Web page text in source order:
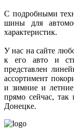
С подробными
шины для
характеристик.
У нас на сайте
к его авто и
представлен
ассортимент
и зимние и
прямо сейчас, так
Донецке.